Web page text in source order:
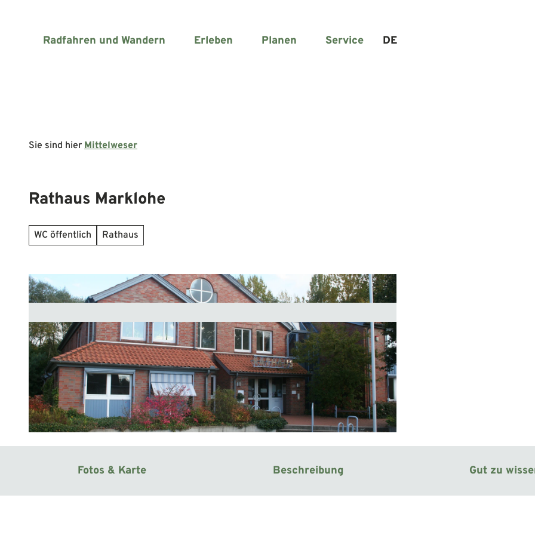
Radfahren und Wandern Erleben Planen Service DE
Sie sind hier Mittelweser
Rathaus Marklohe
WC öffentlich Rathaus
Fotos & Karte Beschreibung Gut zu